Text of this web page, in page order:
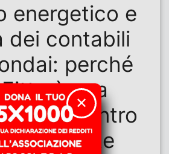
energetico e
dei contabili
perché
è una
contro
ambiente
✕